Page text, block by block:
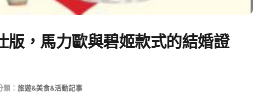
版，馬力歐與碧姬款式的結婚證
類： 旅遊&美食&活動記事